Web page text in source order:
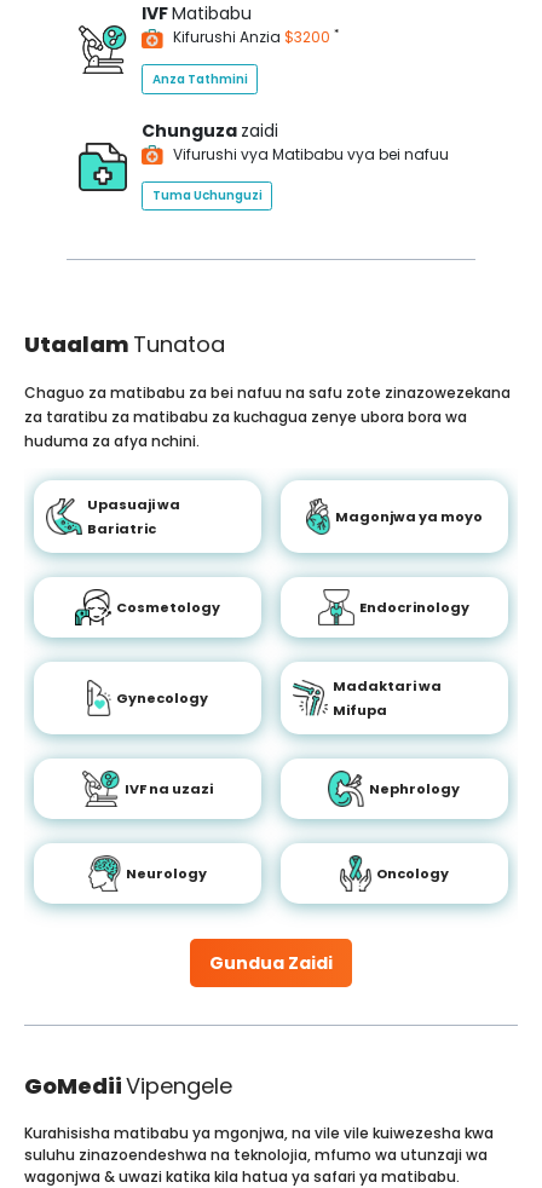
IVFMatibabu
Kifurushi Anzia $3200 *
Anza Tathmini
Chunguza zaidi
Vifurushi vya Matibabu vya bei nafuu
Tuma Uchunguzi
Utaalam Tunatoa
Gundua Zaidi
Chaguo za matibabu za bei nafuu na safu zote zinazowezekana
za taratibu za matibabu za kuchagua zenye ubora bora wa
huduma za afya nchini.
Upasuaji wa
Bariatric
Magonjwa ya moyo
Cosmetology Endocrinology
Gynecology
Madaktari wa
Mifupa
IVF na uzazi Nephrology
Neurology Oncology
GoMediiVipengele
Kurahisisha matibabu ya mgonjwa, na vile vile kuiwezesha kwa
suluhu zinazoendeshwa na teknolojia, mfumo wa utunzaji wa
wagonjwa & uwazi katika kila hatua ya safari ya matibabu.